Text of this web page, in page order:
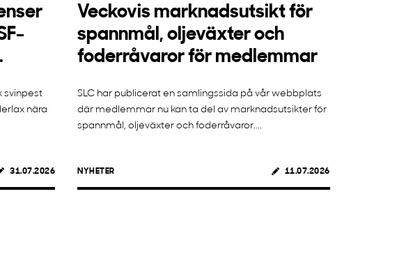
svinpest
nära
31.07.2026
Veckovis marknadsutsikt för
spannmål, oljeväxter och
foderråvaror för medlemmar
SLC har publicerat en samlingssida på vår webbplats
där medlemmar nu kan ta del av marknadsutsikter för
spannmål, oljeväxter och foderråvaror....
NYHETER 11.07.2026